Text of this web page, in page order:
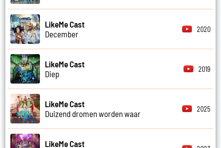
LikeMe Cast
December
2020
LikeMe Cast
Diep
2019
LikeMe Cast
Duizend dromen worden waar
2025
LikeMe Cast